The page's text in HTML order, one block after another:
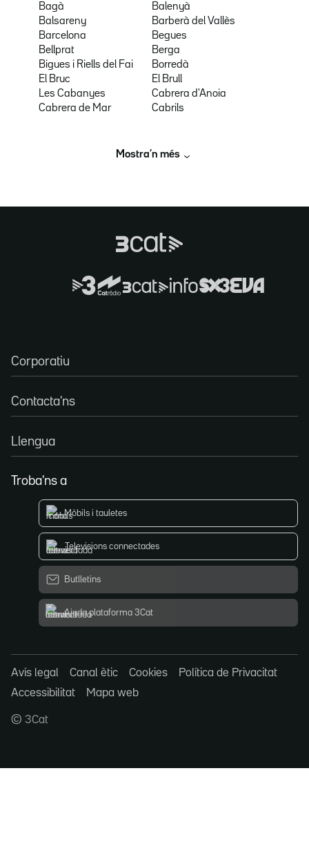
Bagà
Balenyà
Balsareny
Barberà del Vallès
Barcelona
Begues
Bellprat
Berga
Bigues i Riells del Fai
Borredà
El Bruc
El Brull
Les Cabanyes
Cabrera d'Anoia
Cabrera de Mar
Cabrils
Mostra’n més
Corporatiu
Contacta'ns
Llengua
Troba'ns a
Mòbils i tauletes
Televisions connectades
Butlletins
Ajuda plataforma 3Cat
Avís legal Canal ètic Cookies
Política de Privacitat
Accessibilitat
Mapa web
© 3Cat